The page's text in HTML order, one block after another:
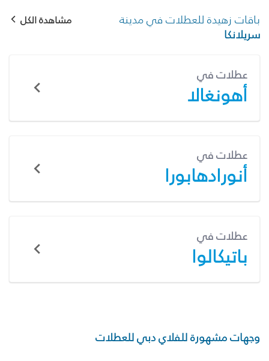
باقات زهيدة للعطلات في مدينة
سريلانكا
مشاهدة الكل
عطلات في
أهونغالا
عطلات في
أنورادهابورا
عطلات في
باتيكالوا
وجهات مشهورة للفلاي دبي للعطلات